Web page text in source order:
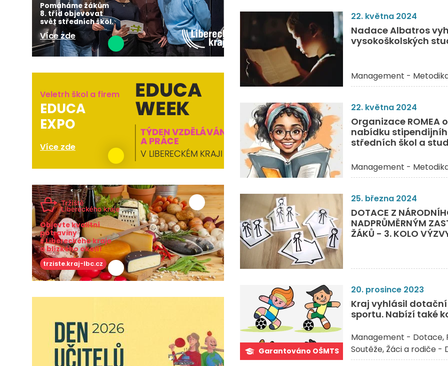
22. května 2024
Nadace Albatros
vysokoškolských
Management -
22. května 2024
Organizace
nabídku
středních škol a
Management -
25. března 2024
DOTACE Z
NADPRŮMĚRNÝM
ŽÁKŮ - 3. KOLO
Garantováno OŠMTS
20. prosince 2023
Kraj vyhlásil
sportu. Nabízí také
Management - Dotace
Soutěže Žáci a rodiče -
Pomáháme žákům
8. tříd objevovat
svět středních škol.
Více zde
Veletrh škol a firem
EDUCA
EXPO
Více zde
Objevte kvalitní
potraviny
z Libereckého kraje
a blízkého okolí!
trziste.kraj-lbc.cz